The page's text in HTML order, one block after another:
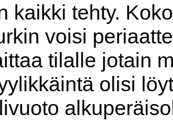
kaikki tehty.
voisi
tilalle jotain
olisi